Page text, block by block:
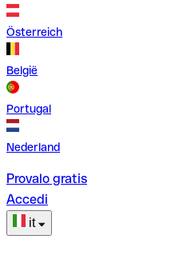
Österreich
België
Portugal
Nederland
Provalo gratis
Accedi
it